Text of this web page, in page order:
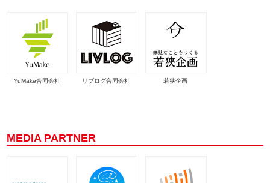
YuMake合同会社 リブログ合同会社 若狭企画
MEDIA PARTNER